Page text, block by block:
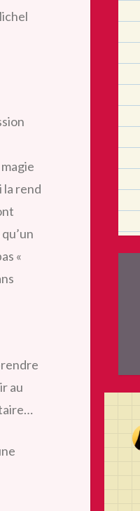
la rend
«
au